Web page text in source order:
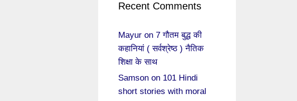
Recent Comments
Mayur on 7 गौतम बुद्ध की
कहानियां ( सर्वश्रेष्ठ ) नैतिक
शिक्षा के साथ
Samson on 101 Hindi
short stories with moral